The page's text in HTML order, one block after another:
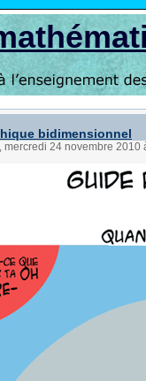
bidimensionnel
mercredi 24 novembre 2010